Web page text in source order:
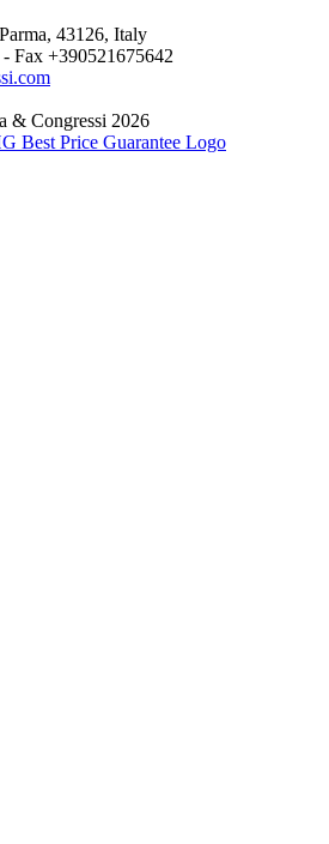
43126, Italy
Fax +390521675642
& Congressi 2026